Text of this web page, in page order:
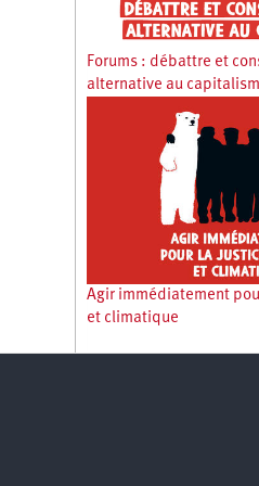
Forums : débattre et
alternative au
Agir immédiatement
et climatique